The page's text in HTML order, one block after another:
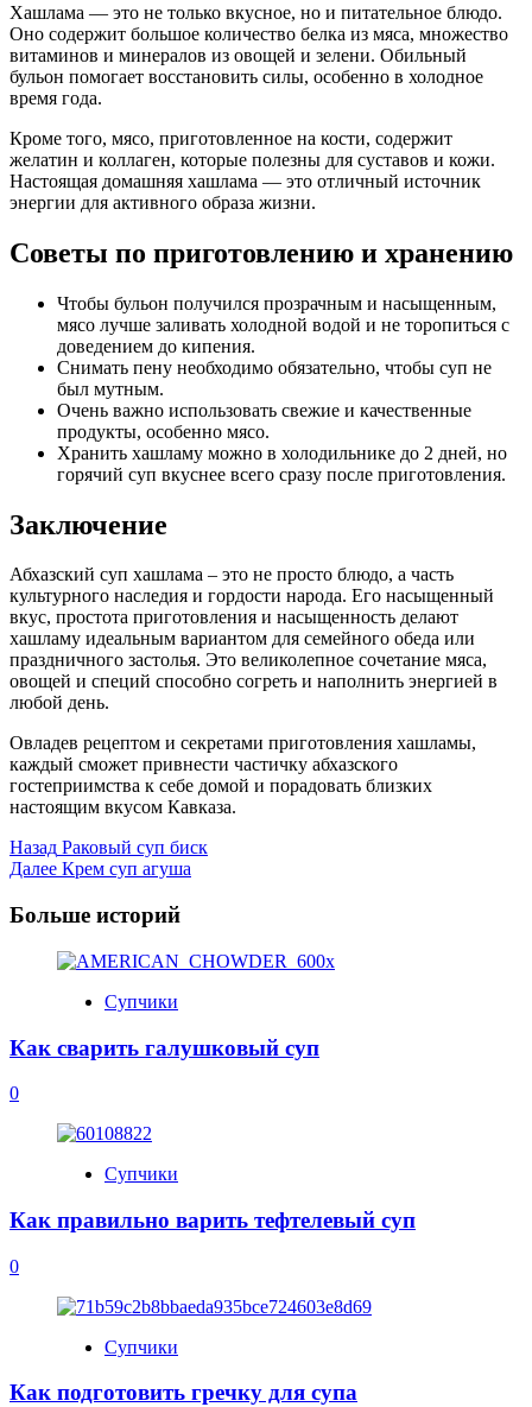
Хашлама — это не только вкусное, но и питательное блюдо.
Оно содержит большое количество белка из мяса, множество
витаминов и минералов из овощей и зелени. Обильный
бульон помогает восстановить силы, особенно в холодное
время года.
Кроме того, мясо, приготовленное на кости, содержит
желатин и коллаген, которые полезны для суставов и кожи.
Настоящая домашняя хашлама — это отличный источник
энергии для активного образа жизни.
Советы по приготовлению и хранению
Чтобы бульон получился прозрачным и насыщенным,
мясо лучше заливать холодной водой и не торопиться с
доведением до кипения.
Снимать пену необходимо обязательно, чтобы суп не
был мутным.
Очень важно использовать свежие и качественные
продукты, особенно мясо.
Хранить хашламу можно в холодильнике до 2 дней, но
горячий суп вкуснее всего сразу после приготовления.
Заключение
Абхазский суп хашлама – это не просто блюдо, а часть
культурного наследия и гордости народа. Его насыщенный
вкус, простота приготовления и насыщенность делают
хашламу идеальным вариантом для семейного обеда или
праздничного застолья. Это великолепное сочетание мяса,
овощей и специй способно согреть и наполнить энергией в
любой день.
Овладев рецептом и секретами приготовления хашламы,
каждый сможет привнести частичку абхазского
гостеприимства к себе домой и порадовать близких
настоящим вкусом Кавказа.
Post
Navigation
Назад Раковый суп биск
Далее Крем суп агуша
Больше историй
Супчики
Как сварить галушковый суп
0
Супчики
Как правильно варить тефтелевый суп
0
Супчики
Как подготовить гречку для супа